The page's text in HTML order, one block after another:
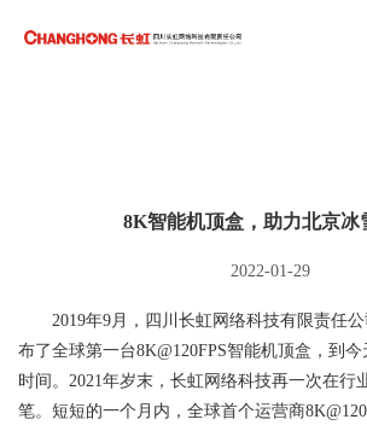
8K智能机顶盒，助力北京冰
2022-01-29
2019年9月，四川长虹网络科技有限责任
布了全球第一台8K@120FPS智能机顶盒，到
时间。2021年岁末，长虹网络科技再一次在行
笔。短短的一个月内，全球首个运营商